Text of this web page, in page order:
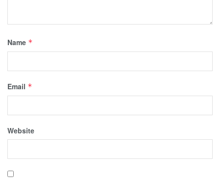
Name *
Email *
Website